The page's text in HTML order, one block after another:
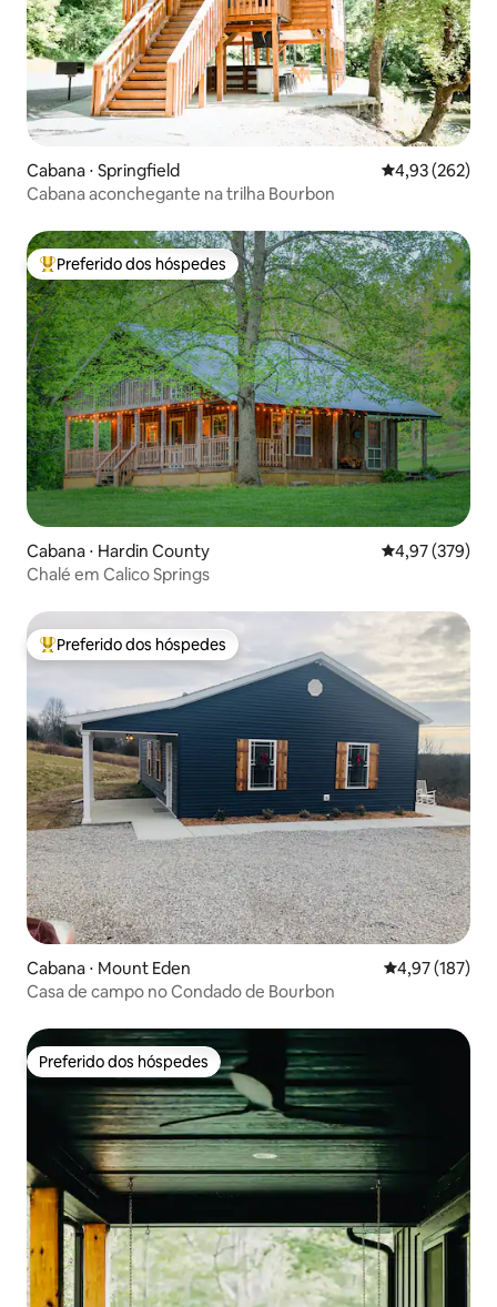
Cabana ⋅ Springfield 4,93 de uma
4,93 (262)
Cabana aconchegante na trilha Bourbon
Entre os melhores preferidos dos hóspedes
Preferido dos hóspedes
Cabana ⋅ Hardin County 4,97 de uma
4,97 (379)
Chalé em Calico Springs
Entre os melhores preferidos dos hóspedes
Preferido dos hóspedes
Cabana ⋅ Mount Eden 4,97 de uma
4,97 (187)
Casa de campo no Condado de Bourbon
Preferido dos hóspedes
Preferido dos hóspedes